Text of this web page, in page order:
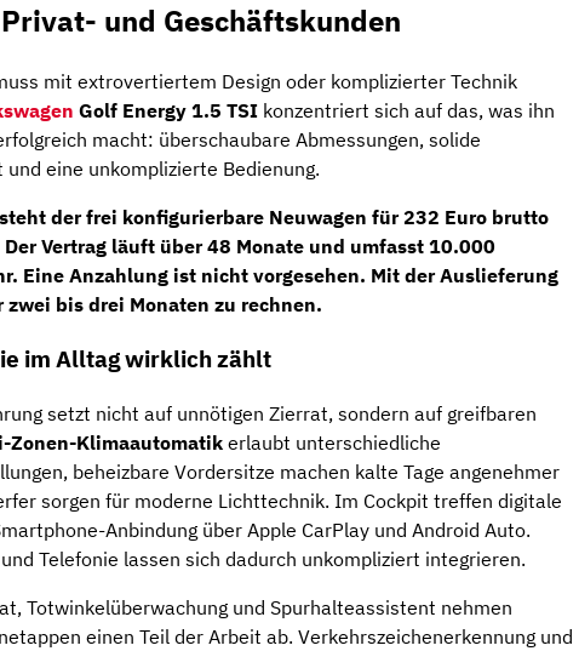
und Geschäftskunden
mit extrovertiertem Design oder komplizierter Technik
Golf Energy 1.5 TSI konzentriert sich auf das, was ihn
macht: überschaubare Abmessungen, solide
eine unkomplizierte Bedienung.
steht der frei konfigurierbare Neuwagen für232 Euro brutto
Vertrag läuft über48 Monate und umfasst 10.000
Eine Anzahlung ist nicht vorgesehen. Mit der Auslieferung
zwei bis drei Monaten zu rechnen.
im Alltag wirklich zählt
setzt nicht auf unnötigen Zierrat, sondern auf greifbaren
Zonen-Klimaautomatik erlaubt unterschiedliche
beheizbare Vordersitze machen kalte Tage angenehmer
sorgen für moderne Lichttechnik. Im Cockpit treffen digitale
Anbindung über Apple CarPlay und Android Auto.
Telefonie lassen sich dadurch unkompliziert integrieren.
Totwinkelüberwachung und Spurhalteassistent nehmen
einen Teil der Arbeit ab. Verkehrszeichenerkennung und